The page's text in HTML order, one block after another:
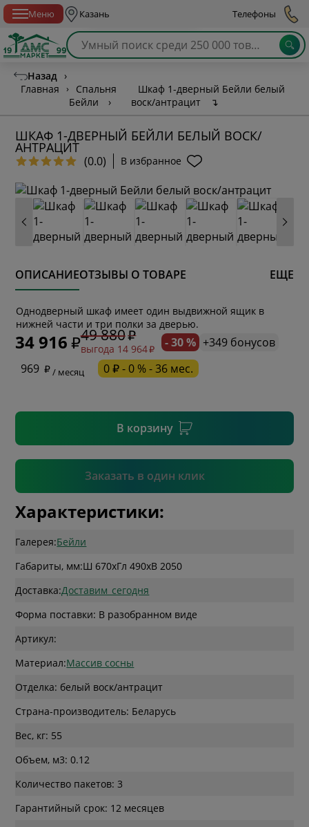
Меню Казань Телефоны
Назад ›
Главная
›
Спальня
Бейли
›
Шкаф 1-дверный Бейли белый
воск/антрацит
↴
ШКАФ 1-ДВЕРНЫЙ БЕЙЛИ БЕЛЫЙ ВОСК/
АНТРАЦИТ
(0.0) В избранное
ОПИСАНИЕОТЗЫВЫ О ТОВАРЕ ЕЩЕ
Однодверный шкаф имеет один выдвижной ящик в
нижней части и три полки за дверью.
34 916 49 880
выгода 14 964 - 30 % +349 бонусов
969
/ месяц 0 ₽ - 0 % - 36 мес.
В корзину
Заказать в один клик
* обязательное поле
* необязательное поле
Подтвердить
Характеристики:
Галерея:Бейли
Габариты, мм:Ш 670xГл 490xВ 2050
Доставка:Доставим_сегодня
Форма поставки: В разобранном виде
Артикул:
Материал:Массив сосны
Отделка: белый воск/антрацит
Страна-производитель: Беларусь
Вес, кг: 55
Объем, м3: 0.12
Количество пакетов: 3
Гарантийный срок: 12 месяцев